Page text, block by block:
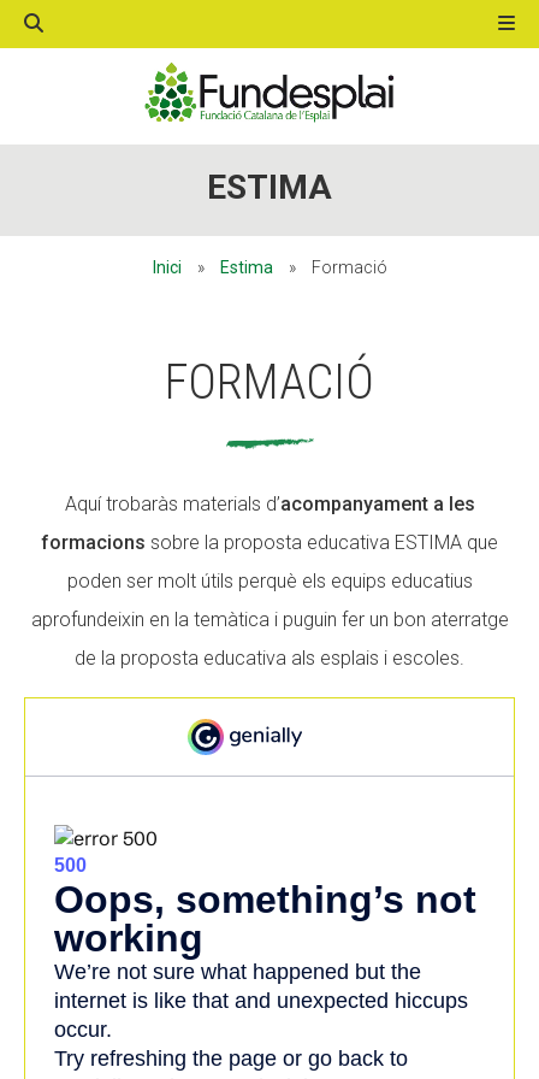
ESTIMA
Inici » Estima » Formació
FORMACIÓ
Aquí trobaràs materials d’acompanyament a les
formacions sobre la proposta educativa ESTIMA que
poden ser molt útils perquè els equips educatius
aprofundeixin en la temàtica i puguin fer un bon aterratge
de la proposta educativa als esplais i escoles.
ACTIVITATS D'ESTIU
MÓN ESCOLAR
FORMACIÓ
CASES DE COLÒNIES
ACCIÓ SOCIAL I JOVES
ESPLAIS
SUPORT TERCER SECTOR
ACTIVITATS D'ESTIU
MÓN ESCOLAR
FORMACIÓ
CASES DE COLÒNIES
ACCIÓ SOCIAL I JOVES
ESPLAIS
SUPORT TERCER SECTOR